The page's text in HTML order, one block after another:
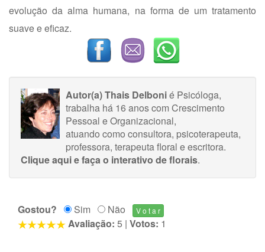
evolução da alma humana, na forma de um tratamento
suave e eficaz.
Autor(a) Thais Delbonié Psicóloga,
trabalha há 16 anos com Crescimento
Pessoal e Organizacional,
atuando como consultora, psicoterapeuta,
professora, terapeuta floral e escritora.
Clique aqui e faça o interativo de florais.
Gostou? Sim
Não
Avaliação: 5 | Votos: 1